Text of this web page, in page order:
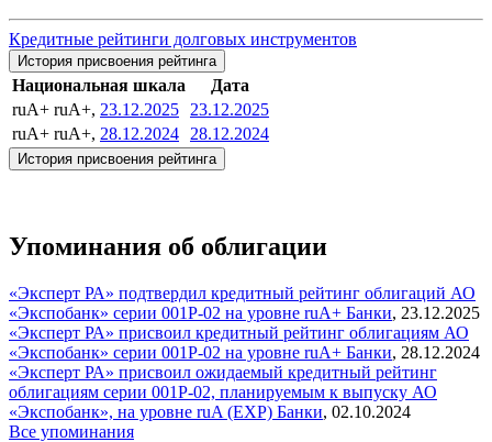
Кредитные рейтинги долговых инструментов
История присвоения рейтинга
Национальная шкала
Дата
ruA+ ruA+, 23.12.2025
23.12.2025
ruA+ ruA+, 28.12.2024 28.12.2024
История присвоения рейтинга
Упоминания об облигации
«Эксперт РА» подтвердил кредитный рейтинг облигаций АО
«Экспобанк» серии 001P-02 на уровне ruA+ Банки, 23.12.2025
«Эксперт РА» присвоил кредитный рейтинг облигациям АО
«Экспобанк» серии 001P-02 на уровне ruA+ Банки, 28.12.2024
«Эксперт РА» присвоил ожидаемый кредитный рейтинг
облигациям серии 001P-02, планируемым к выпуску АО
«Экспобанк», на уровне ruA (EXP) Банки, 02.10.2024
Все упоминания